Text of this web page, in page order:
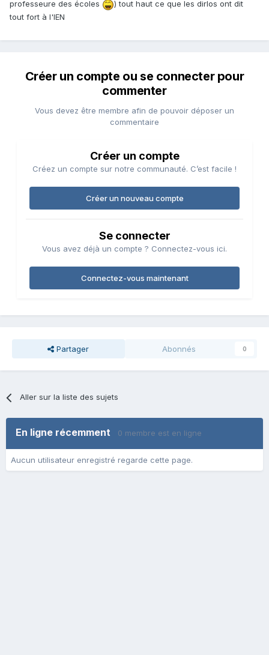
professeure des écoles
) tout haut ce que les dirlos ont dit
tout fort à l'IEN
Créer un compte ou se connecter pour
commenter
Vous devez être membre afin de pouvoir déposer un
commentaire
Créer un compte
Créez un compte sur notre communauté. C’est facile !
Créer un nouveau compte
Se connecter
Vous avez déjà un compte ? Connectez-vous ici.
Connectez-vous maintenant
Partager Abonnés 0
Aller sur la liste des sujets
En ligne récemment 0 membre est en ligne
Aucun utilisateur enregistré regarde cette page.